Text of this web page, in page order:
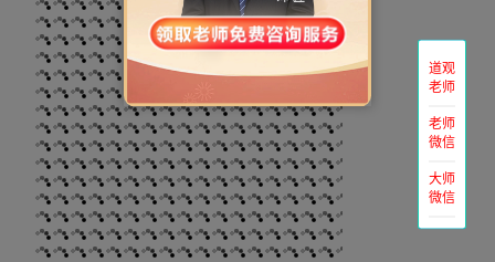
道观
老师
老师
微信
大师
微信